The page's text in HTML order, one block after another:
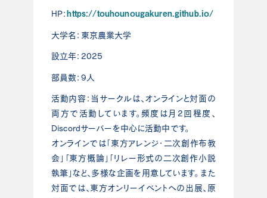
HP： https://touhounougakuren.github.io/
大学名：東京農業大学
設立年：2025
部員数：9人
活動内容：当サークルは、オンラインと対面の
両方で活動しています。頻度は月2回程度、
Discordサーバーを中心に活動中です。
オンラインでは「東方アレンジ・二次創作布教
会」「東方概論」「リレー形式の二次創作小説
執筆」など、多様な企画を用意しています。 また
対面では、東方オンリーイベントへの出展、原